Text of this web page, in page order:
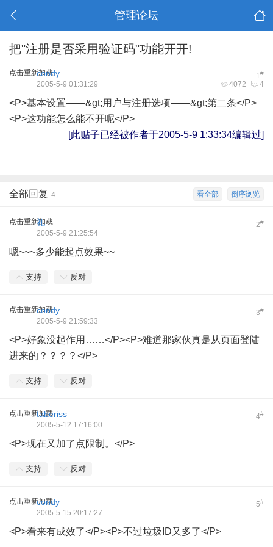
管理论坛
把"注册是否采用验证码"功能开开!
点击重新加载 1#
condy
4072 4
2005-5-9 01:31:29
<P>基本设置——&gt;用户与注册选项——&gt;第二条</P>
<P>这功能怎么能不开呢</P>
[此贴子已经被作者于2005-5-9 1:33:34编辑过]
倒序浏览
看全部
全部回复 4
点击重新加载 2#
礼
2005-5-9 21:25:54
嗯~~~多少能起点效果~~
支持 反对
点击重新加载 3#
condy
2005-5-9 21:59:33
<P>好象没起作用……</P><P>难道那家伙真是从页面登陆
进来的？？？？</P>
支持 反对
点击重新加载 4#
taberiss
2005-5-12 17:16:00
<P>现在又加了点限制。</P>
支持 反对
点击重新加载 5#
condy
2005-5-15 20:17:27
<P>看来有成效了</P><P>不过垃圾ID又多了</P>